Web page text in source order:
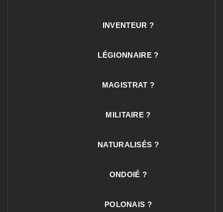
INVENTEUR ?
LÉGIONNAIRE ?
MAGISTRAT ?
MILITAIRE ?
NATURALISÉS ?
ONDOIÉ ?
POLONAIS ?